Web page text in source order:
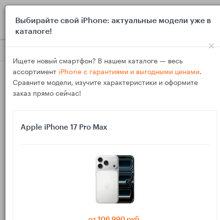
Блог Инструкции iPhone не видит Apple Watch для
21
iPhone не видит Apple Watch для
разблокировки Mac: как включить и что
Выбирайте свой iPhone: актуальные модели уже в
каталоге!
×
Ищете новый смартфон? В нашем каталоге — весь
ассортимент iPhone с гарантиями и выгодными ценами.
Сравните модели, изучите характеристики и оформите
заказ прямо сейчас!
Apple iPhone 17 Pro Max